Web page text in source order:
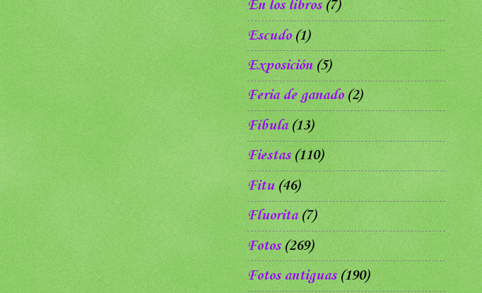
En los libros (7)
Escudo (1)
Exposición (5)
Feria de ganado (2)
Fíbula (13)
Fiestas (110)
Fitu (46)
Fluorita (7)
Fotos (269)
Fotos antiguas (190)